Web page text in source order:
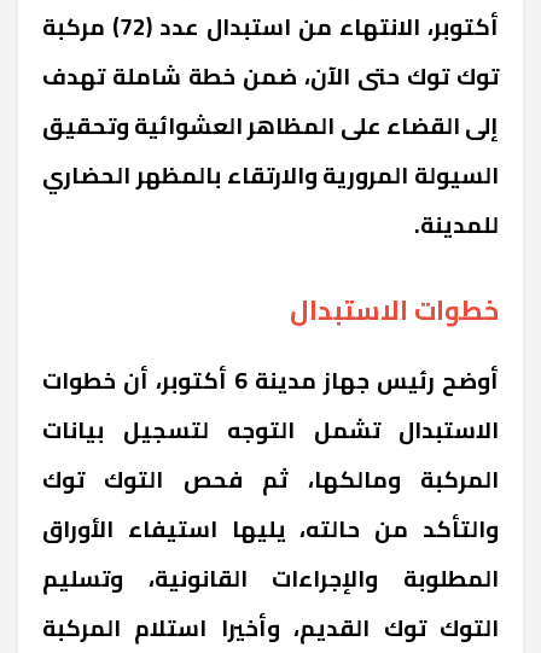
أكتوبر، الانتهاء من استبدال عدد (72) مركبة
توك توك حتى الآن، ضمن خطة شاملة تهدف
إلى القضاء على المظاهر العشوائية وتحقيق
السيولة المرورية والارتقاء بالمظهر الحضاري
للمدينة.
خطوات الاستبدال
أوضح رئيس جهاز مدينة 6 أكتوبر، أن خطوات
الاستبدال تشمل التوجه لتسجيل بيانات
المركبة ومالكها، ثم فحص التوك توك
والتأكد من حالته، يليها استيفاء الأوراق
المطلوبة والإجراءات القانونية، وتسليم
التوك توك القديم، وأخيرا استلام المركبة